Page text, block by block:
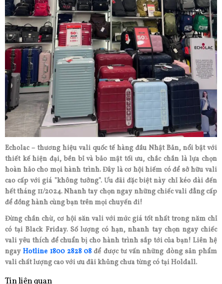
Echolac – thương hiệu vali quốc tế hàng đầu Nhật Bản, nổi bật với
thiết kế hiện đại, bền bỉ và bảo mật tối ưu, chắc chắn là lựa chọn
hoàn hảo cho mọi hành trình. Đây là cơ hội hiếm có để sở hữu vali
cao cấp với giá "không tưởng". Ưu đãi đặc biệt này chỉ kéo dài đến
hết tháng 11/2024. Nhanh tay chọn ngay những chiếc vali đẳng cấp
để đồng hành cùng bạn trên mọi chuyến đi!
Đừng chần chừ, cơ hội săn vali với mức giá tốt nhất trong năm chỉ
có tại Black Friday. Số lượng có hạn, nhanh tay chọn ngay chiếc
vali yêu thích để chuẩn bị cho hành trình sắp tới của bạn! Liên hệ
ngayHotline 1800 2828 08 để được tư vấn những dòng sản phẩm
vali chất lượng cao với ưu đãi khủng chưa từng có tại Holdall.
Tin liên quan